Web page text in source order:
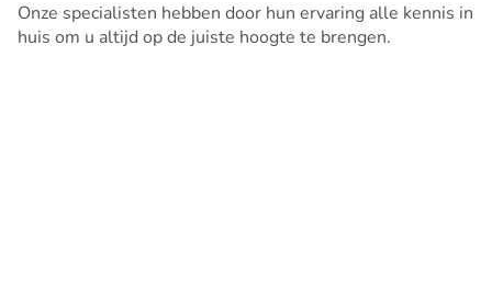
Onze specialisten hebben door hun ervaring alle kennis in
huis om u altijd op de juiste hoogte te brengen.